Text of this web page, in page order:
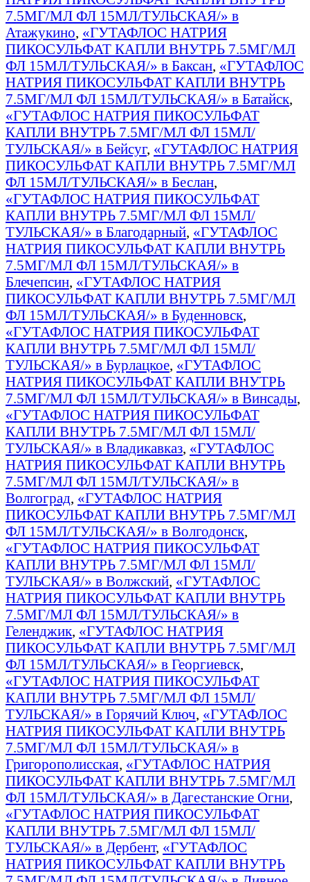
7.5МГ/МЛ ФЛ 15МЛ/ТУЛЬСКАЯ/» в
Атажукино, «ГУТАФЛОС НАТРИЯ
ПИКОСУЛЬФАТ КАПЛИ ВНУТРЬ 7.5МГ/МЛ
ФЛ 15МЛ/ТУЛЬСКАЯ/» в Баксан, «ГУТАФЛОС
НАТРИЯ ПИКОСУЛЬФАТ КАПЛИ ВНУТРЬ
7.5МГ/МЛ ФЛ 15МЛ/ТУЛЬСКАЯ/» в Батайск,
«ГУТАФЛОС НАТРИЯ ПИКОСУЛЬФАТ
КАПЛИ ВНУТРЬ 7.5МГ/МЛ ФЛ 15МЛ/
ТУЛЬСКАЯ/» в Бейсуг, «ГУТАФЛОС НАТРИЯ
ПИКОСУЛЬФАТ КАПЛИ ВНУТРЬ 7.5МГ/МЛ
ФЛ 15МЛ/ТУЛЬСКАЯ/» в Беслан,
«ГУТАФЛОС НАТРИЯ ПИКОСУЛЬФАТ
КАПЛИ ВНУТРЬ 7.5МГ/МЛ ФЛ 15МЛ/
ТУЛЬСКАЯ/» в Благодарный, «ГУТАФЛОС
НАТРИЯ ПИКОСУЛЬФАТ КАПЛИ ВНУТРЬ
7.5МГ/МЛ ФЛ 15МЛ/ТУЛЬСКАЯ/» в
Блечепсин, «ГУТАФЛОС НАТРИЯ
ПИКОСУЛЬФАТ КАПЛИ ВНУТРЬ 7.5МГ/МЛ
ФЛ 15МЛ/ТУЛЬСКАЯ/» в Буденновск,
«ГУТАФЛОС НАТРИЯ ПИКОСУЛЬФАТ
КАПЛИ ВНУТРЬ 7.5МГ/МЛ ФЛ 15МЛ/
ТУЛЬСКАЯ/» в Бурлацкое, «ГУТАФЛОС
НАТРИЯ ПИКОСУЛЬФАТ КАПЛИ ВНУТРЬ
7.5МГ/МЛ ФЛ 15МЛ/ТУЛЬСКАЯ/» в Винсады,
«ГУТАФЛОС НАТРИЯ ПИКОСУЛЬФАТ
КАПЛИ ВНУТРЬ 7.5МГ/МЛ ФЛ 15МЛ/
ТУЛЬСКАЯ/» в Владикавказ, «ГУТАФЛОС
НАТРИЯ ПИКОСУЛЬФАТ КАПЛИ ВНУТРЬ
7.5МГ/МЛ ФЛ 15МЛ/ТУЛЬСКАЯ/» в
Волгоград, «ГУТАФЛОС НАТРИЯ
ПИКОСУЛЬФАТ КАПЛИ ВНУТРЬ 7.5МГ/МЛ
ФЛ 15МЛ/ТУЛЬСКАЯ/» в Волгодонск,
«ГУТАФЛОС НАТРИЯ ПИКОСУЛЬФАТ
КАПЛИ ВНУТРЬ 7.5МГ/МЛ ФЛ 15МЛ/
ТУЛЬСКАЯ/» в Волжский, «ГУТАФЛОС
НАТРИЯ ПИКОСУЛЬФАТ КАПЛИ ВНУТРЬ
7.5МГ/МЛ ФЛ 15МЛ/ТУЛЬСКАЯ/» в
Геленджик, «ГУТАФЛОС НАТРИЯ
ПИКОСУЛЬФАТ КАПЛИ ВНУТРЬ 7.5МГ/МЛ
ФЛ 15МЛ/ТУЛЬСКАЯ/» в Георгиевск,
«ГУТАФЛОС НАТРИЯ ПИКОСУЛЬФАТ
КАПЛИ ВНУТРЬ 7.5МГ/МЛ ФЛ 15МЛ/
ТУЛЬСКАЯ/» в Горячий Ключ, «ГУТАФЛОС
НАТРИЯ ПИКОСУЛЬФАТ КАПЛИ ВНУТРЬ
7.5МГ/МЛ ФЛ 15МЛ/ТУЛЬСКАЯ/» в
Григорополисская, «ГУТАФЛОС НАТРИЯ
ПИКОСУЛЬФАТ КАПЛИ ВНУТРЬ 7.5МГ/МЛ
ФЛ 15МЛ/ТУЛЬСКАЯ/» в Дагестанские Огни,
«ГУТАФЛОС НАТРИЯ ПИКОСУЛЬФАТ
КАПЛИ ВНУТРЬ 7.5МГ/МЛ ФЛ 15МЛ/
ТУЛЬСКАЯ/» в Дербент, «ГУТАФЛОС
НАТРИЯ ПИКОСУЛЬФАТ КАПЛИ ВНУТРЬ